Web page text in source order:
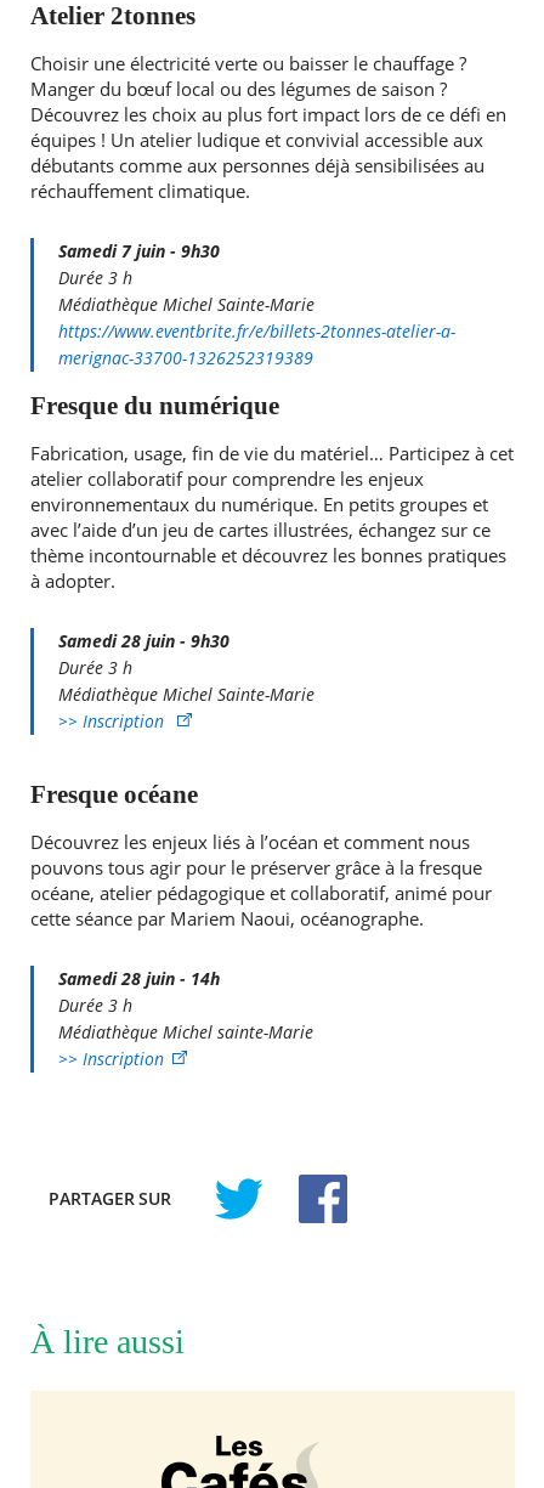
Atelier 2tonnes
Choisir une électricité verte ou baisser le chauffage ?
Manger du bœuf local ou des légumes de saison ?
Découvrez les choix au plus fort impact lors de ce défi en
équipes ! Un atelier ludique et convivial accessible aux
débutants comme aux personnes déjà sensibilisées au
réchauffement climatique.
Samedi 7 juin - 9h30
Durée 3 h
Médiathèque Michel Sainte-Marie
https://www.eventbrite.fr/e/billets-2tonnes-atelier-a-
merignac-33700-1326252319389
Fresque du numérique
Fabrication, usage, fin de vie du matériel… Participez à cet
atelier collaboratif pour comprendre les enjeux
environnementaux du numérique. En petits groupes et
avec l’aide d’un jeu de cartes illustrées, échangez sur ce
thème incontournable et découvrez les bonnes pratiques
à adopter.
Samedi 28 juin - 9h30
Durée 3 h
Médiathèque Michel Sainte-Marie
>> Inscription
Fresque océane
Découvrez les enjeux liés à l’océan et comment nous
pouvons tous agir pour le préserver grâce à la fresque
océane, atelier pédagogique et collaboratif, animé pour
cette séance par Mariem Naoui, océanographe.
Samedi 28 juin - 14h
Durée 3 h
Médiathèque Michel sainte-Marie
>> Inscription
PARTAGERSUR
À lire aussi